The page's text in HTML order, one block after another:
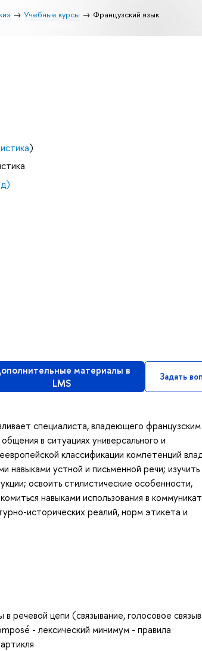
Учебные курсы Французский язык
)
материалы в
LMS
Задать
специалиста, владеющего французским
в ситуациях универсального и
классификации компетенций
устной и письменной речи; изучить
освоить стилистические особенности,
навыками использования в
исторических реалий, норм этикета и
речевой цепи (связывание, голосовое
- лексический минимум - правила